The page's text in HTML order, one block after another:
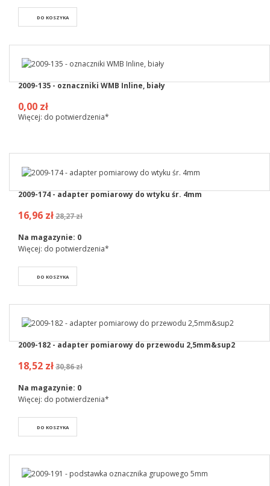
DO KOSZYKA
2009-135 - oznaczniki WMB Inline, biały
0,00 zł
Więcej: do potwierdzenia*
2009-174 - adapter pomiarowy do wtyku śr. 4mm
16,96 zł28,27 zł
Na magazynie: 0
Więcej: do potwierdzenia*
DO KOSZYKA
2009-182 - adapter pomiarowy do przewodu 2,5mm&sup2
18,52 zł30,86 zł
Na magazynie: 0
Więcej: do potwierdzenia*
DO KOSZYKA